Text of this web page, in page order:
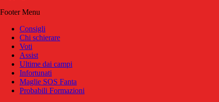
Footer Menu
Consigli
Chi schierare
Voti
Assist
Ultime dai campi
Infortunati
Maglie SOS Fanta
Probabili Formazioni